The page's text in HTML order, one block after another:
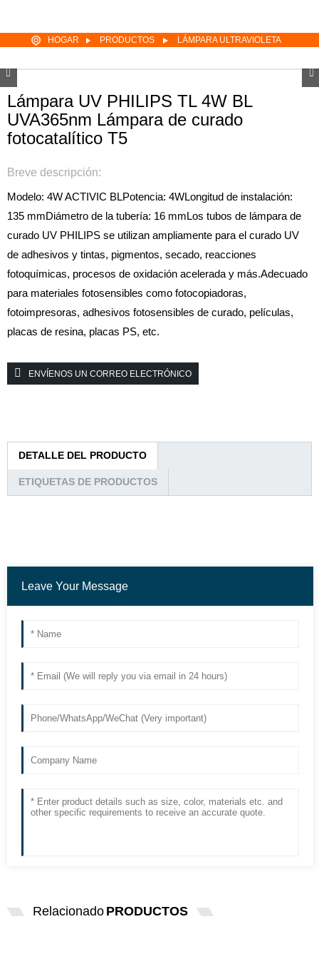
HOGAR PRODUCTOS LÁMPARA ULTRAVIOLETA
Lámpara UV PHILIPS TL 4W BL
UVA365nm Lámpara de curado
fotocatalítico T5
Breve descripción:
Modelo: 4W ACTIVIC BLPotencia: 4WLongitud de instalación:
135 mmDiámetro de la tubería: 16 mmLos tubos de lámpara de
curado UV PHILIPS se utilizan ampliamente para el curado UV
de adhesivos y tintas, pigmentos, secado, reacciones
fotoquímicas, procesos de oxidación acelerada y más.Adecuado
para materiales fotosensibles como fotocopiadoras,
fotoimpresoras, adhesivos fotosensibles de curado, películas,
placas de resina, placas PS, etc.
ENVÍENOS UN CORREO ELECTRÓNICO
DETALLE DEL PRODUCTO
ETIQUETAS DE PRODUCTOS
Relacionado PRODUCTOS